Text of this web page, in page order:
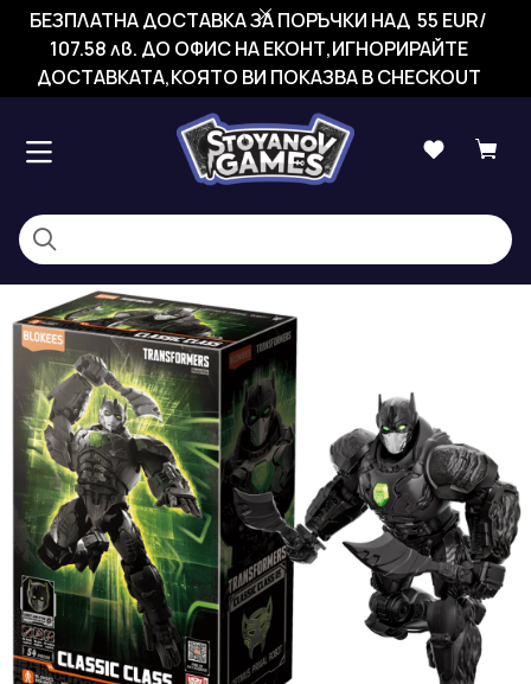
БЕЗПЛАТНА ДОСТАВКА ЗА ПОРЪЧКИ НАД 55 EUR/
107.58 лв. ДО ОФИС НА ЕКОНТ,ИГНОРИРАЙТЕ
ДОСТАВКАТА,КОЯТО ВИ ПОКАЗВА В CHECKOUT